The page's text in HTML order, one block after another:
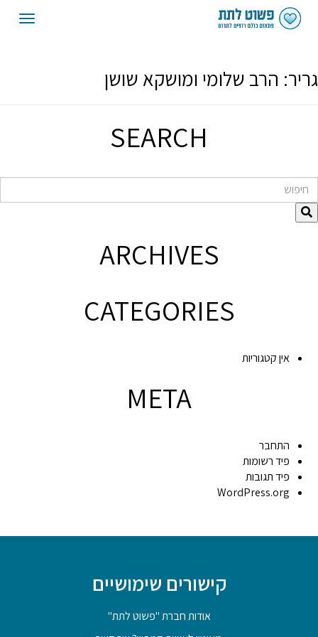
גריר: הרב שלומי ומושקא שושן
SEARCH
חיפוש
ARCHIVES
CATEGORIES
אין קטגוריות
META
התחבר
פיד רשומות
פיד תגובות
WordPress.org
קישורים שימושיים
אודות חברת "פשוט לתת"